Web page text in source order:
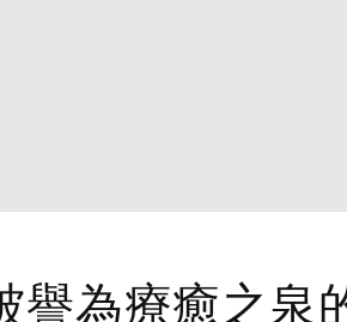
譽為療癒之泉